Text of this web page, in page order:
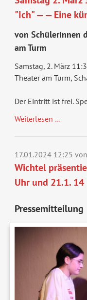
"Ich" — — Eine
von Schülerinnen
am Turm
Samstag, 2. März
Theater am Turm,
Der Eintritt ist frei.
Weiterlesen …
17.01.2024 12:25
Wichtel
Uhr und 21.1. 14
Pressemitteilung